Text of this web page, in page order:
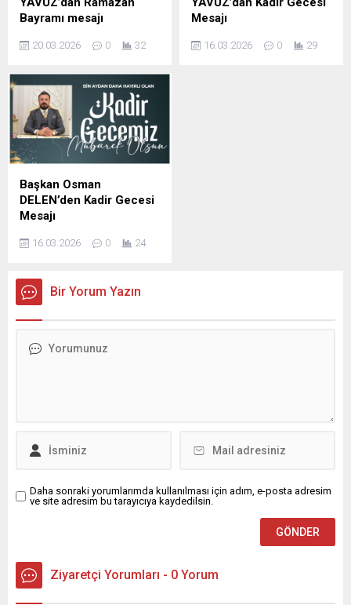
Bayramı mesajı
Başkanı ve İş insanı Mustafa
dolayısıyla mesaj yayımladı;
İş insanı Mustafa Yavuz
Mesajında şunları kaydetti,
Ramazan ayının manevi
ikliminde sabır, yardımlaşma
ve dayanışma duygularının
güçlendiğini belirterek,
bayramların ise bu güzel
değerlerin toplumun her
kesimine yayıldığı müstesna
zamanlar olduğunu ifade
20.03.2026 0 32
Mesajı
Başkanı ve iş insanı Mustafa
16.03.2026 0 29
Başkan Osman
DELEN’den Kadir Gecesi
Mesajı
DELEN GROUP Yönetim
Kurulu Başkanı ve
Osman Delen, mübarek
Kadir Gecesi dolayısıyla bir
Gecesi’nin İslam âlemi için
Delen mesajında şu
16.03.2026 0 24
Bir Yorum Yazın
Daha sonraki yorumlarımda kullanılması için adım, e-posta adresim
ve site adresim bu tarayıcıya kaydedilsin.
Ziyaretçi Yorumları - 0 Yorum